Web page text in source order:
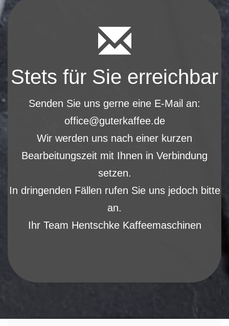
Stets für Sie erreichbar
Senden Sie uns gerne eine E-Mail an:
office@guterkaffee.de
Wir werden uns nach einer kurzen
Bearbeitungszeit mit Ihnen in Verbindung
setzen.
In dringenden Fällen rufen Sie uns jedoch bitte
an.
Ihr Team Hentschke Kaffeemaschinen